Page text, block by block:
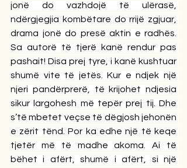
jonë do vazhdojë të ulërasë,
ndërgjegjia kombëtare do rrijë zgjuar,
drama jonë do presë aktin e radhës.
Sa autorë të tjerë kanë rendur pas
pashait! Disa prej tyre, i kanë kushtuar
shumë vite të jetës. Kur e ndjek një
njeri pandërprerë, të krijohet ndjesia
sikur largohesh më tepër prej tij. Dhe
s’të mbetet veçse të dëgjosh jehonën
e zërit tënd. Por ka edhe një të keqe
tjetër më të madhe akoma. Ai të
bëhet i afërt, shumë i afërt, si një